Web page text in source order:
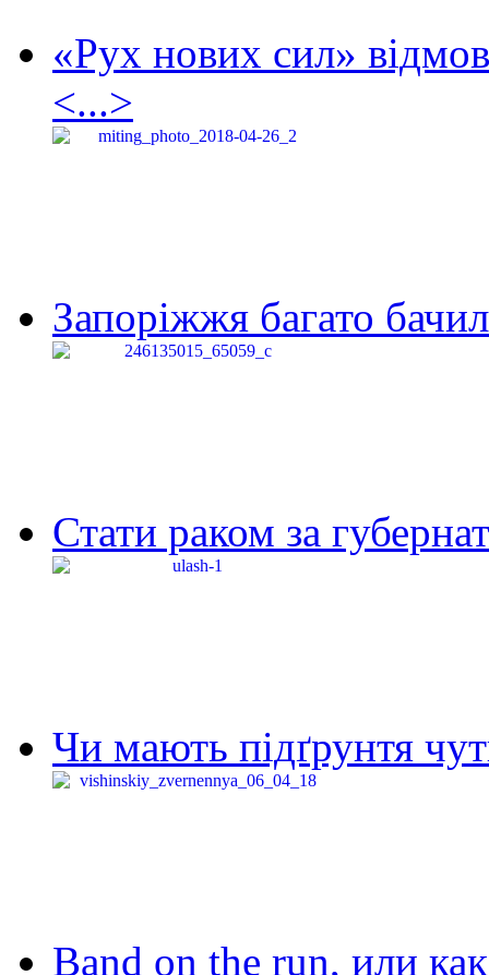
«Рух нових сил»
<...>
Запоріжжя багато
Стати раком за
Чи мають підґрунтя
Band on the run, или